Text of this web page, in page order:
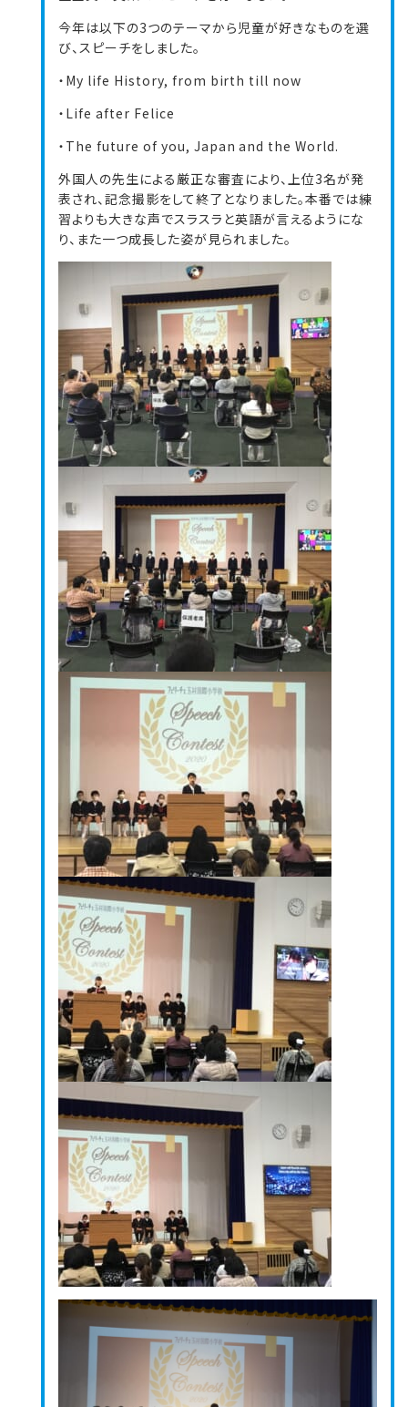
今年は以下の3つのテーマから児童が好きなものを選
び、スピーチをしました。
・My life History, from birth till now
・Life after Felice
・The future of you, Japan and the World.
外国人の先生による厳正な審査により、上位3名が発
表され、記念撮影をして終了となりました。本番では練
習よりも大きな声でスラスラと英語が言えるようにな
り、また一つ成長した姿が見られました。